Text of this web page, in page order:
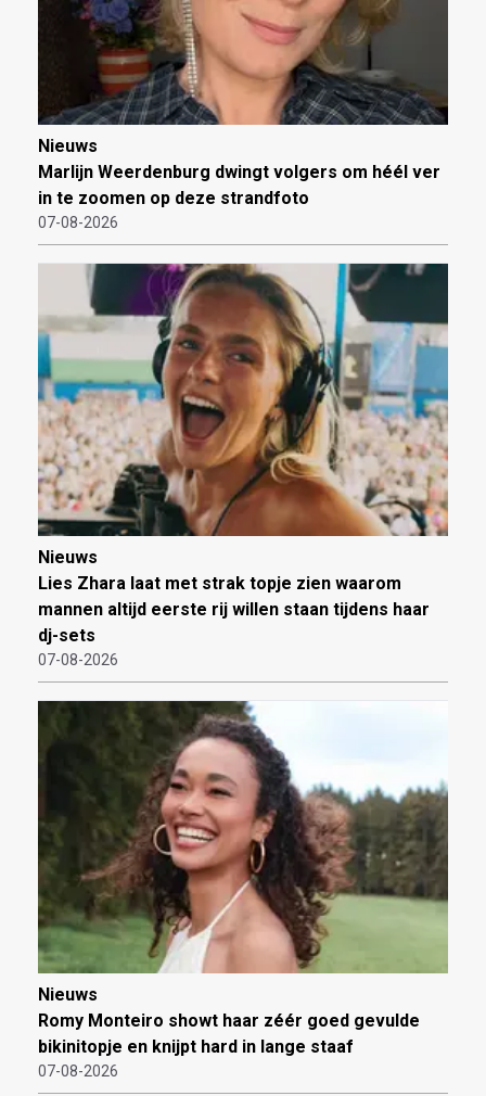
Nieuws
Marlijn Weerdenburg dwingt volgers om héél ver
in te zoomen op deze strandfoto
07-08-2026
Nieuws
Lies Zhara laat met strak topje zien waarom
mannen altijd eerste rij willen staan tijdens haar
dj-sets
07-08-2026
Nieuws
Romy Monteiro showt haar zéér goed gevulde
bikinitopje en knijpt hard in lange staaf
07-08-2026